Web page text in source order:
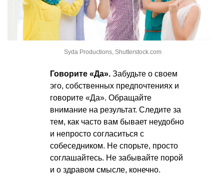
Syda Productions, Shutterstock.com
Говорите «Да». Забудьте о своем
эго, собственных предпочтениях и
говорите «Да». Обращайте
внимание на результат. Следите за
тем, как часто вам бывает неудобно
и непросто согласиться с
собеседником. Не спорьте, просто
соглашайтесь. Не забывайте порой
и о здравом смысле, конечно.